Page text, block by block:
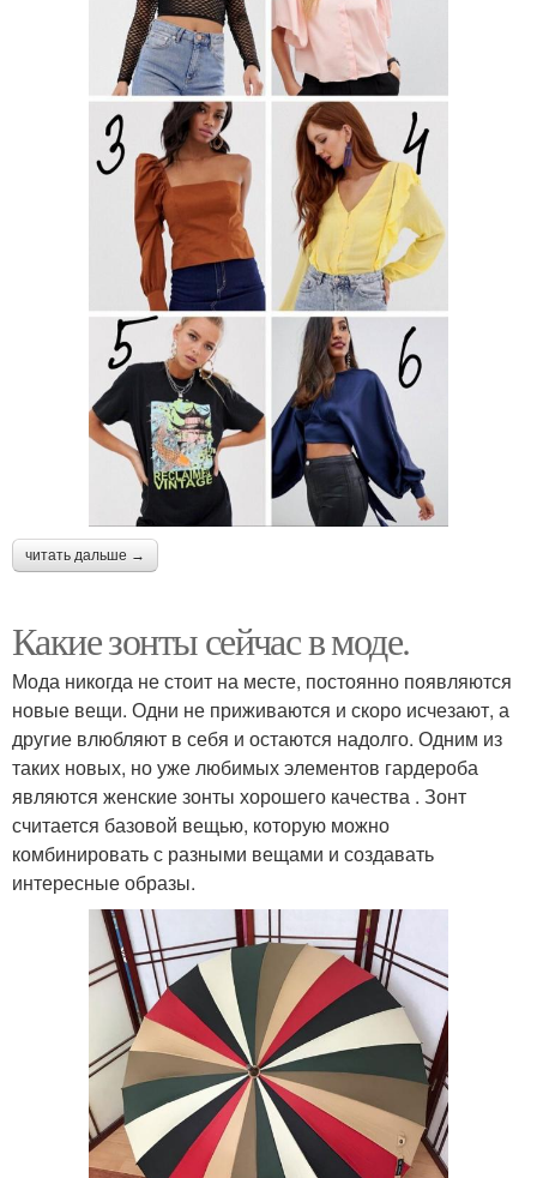
читать дальше →
Какие зонты сейчас в моде.
Мода никогда не стоит на месте, постоянно появляются
новые вещи. Одни не приживаются и скоро исчезают, а
другие влюбляют в себя и остаются надолго. Одним из
таких новых, но уже любимых элементов гардероба
являются женские зонты хорошего качества . Зонт
считается базовой вещью, которую можно
комбинировать с разными вещами и создавать
интересные образы.